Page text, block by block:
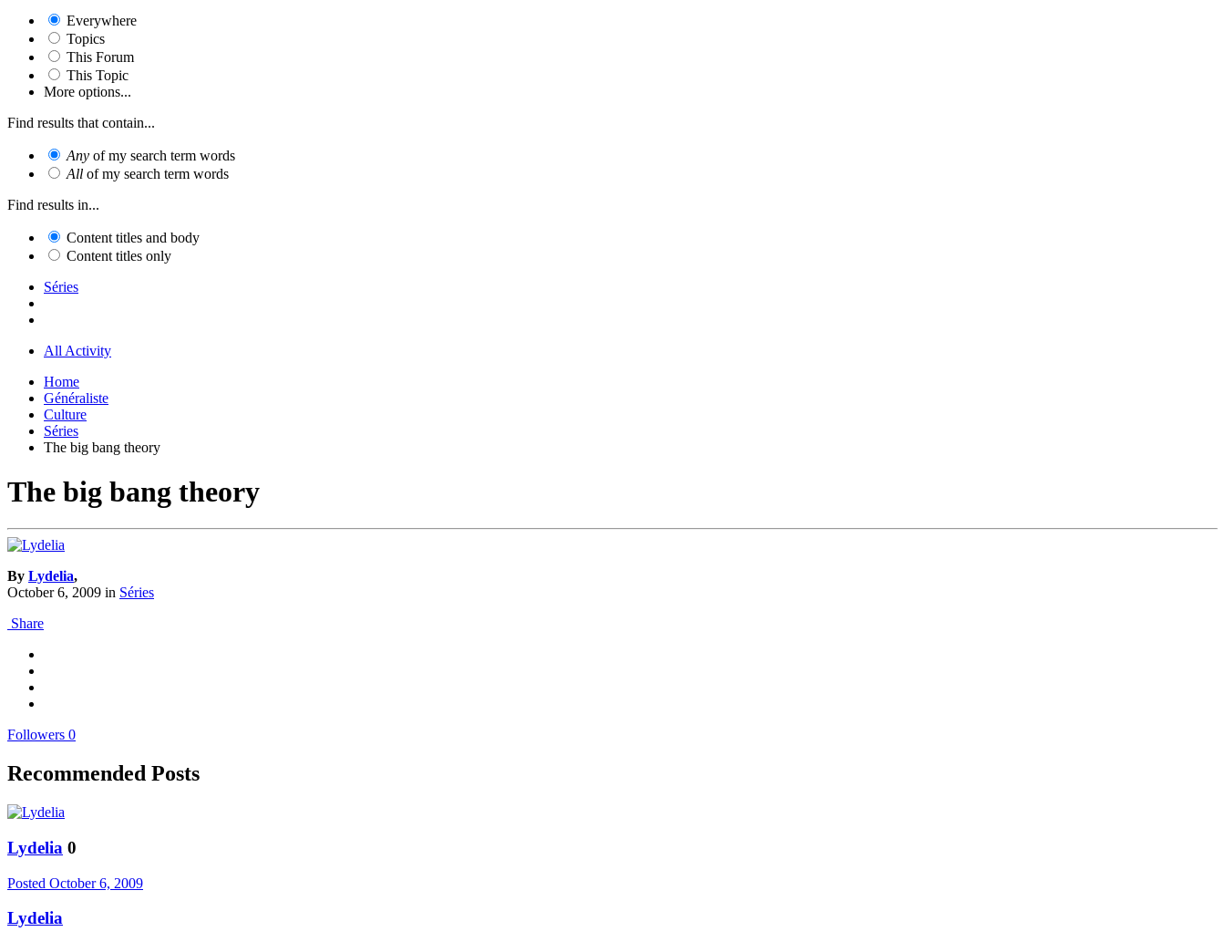
Everywhere
Topics
This Forum
This Topic
More options...
Find results that contain...
Any of my search term words
All of my search term words
Find results in...
Content titles and body
Content titles only
Séries
All Activity
Home
Généraliste
Culture
Séries
The big bang theory
The big bang theory
By Lydelia,
October 6, 2009 in Séries
Share
Followers 0
Recommended Posts
Lydelia 0
Posted October 6, 2009
Lydelia